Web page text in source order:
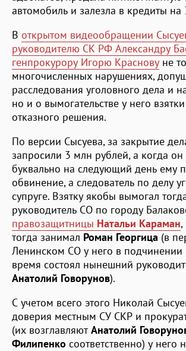
автомобиль и залезла в кредиты
В открытом видеообращении
руководителю СК РФ Александру
генпрокурору Игорю Краснову не
многочисленных нарушениях,
расследования уголовного дела и
но и о вымогательстве у него
отказного решения.
По версии Сысуева, за закрытие
запросили 3 млн рублей, а когда он
буквально на следующий день ему
обвинение, а следователь по делу
супруге. Взятку якобы вымогал
руководитель СО по городу
правозащитницы Натальи Караман,
тогда занимал Роман Георгица (в
Ленинском СО у него в подчинении
время состоял нынешний
Анатолий Говорунов).
С учетом всего этого Николай
доверия местным СУ СКР и
(их возглавляютАнатолий
Филипенко соответственно) у него